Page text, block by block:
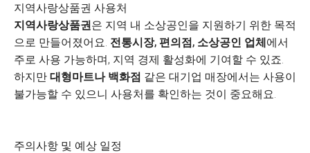
지역사랑상품권 사용처
지역사랑상품권은 지역 내 소상공인을 지원하기 위한 목적
으로 만들어졌어요. 전통시장, 편의점, 소상공인 업체에서
주로 사용 가능하며, 지역 경제 활성화에 기여할 수 있죠.
하지만 대형마트나 백화점 같은 대기업 매장에서는 사용이
불가능할 수 있으니 사용처를 확인하는 것이 중요해요.
주의사항 및 예상 일정